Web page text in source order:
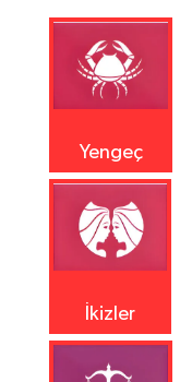
Yengeç
İkizler